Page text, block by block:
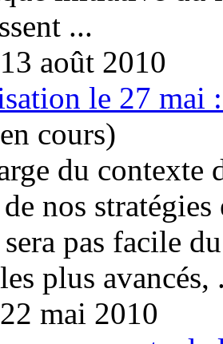
...
août 2010
le 27 mai
cours)
du contexte
nos
pas facile
les plus avancés,
mai 2010